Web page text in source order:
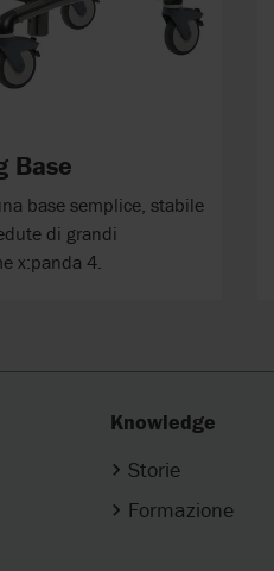
Base
base semplice, stabile
di grandi
x:panda 4.
Knowledge
Storie
Formazione